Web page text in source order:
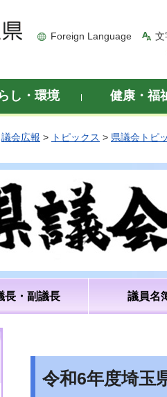
Foreign Language 文
し・環境 健康・福
議会広報 > トピックス > 県議会トピ
長・副議長 議員名
令和6年度埼玉